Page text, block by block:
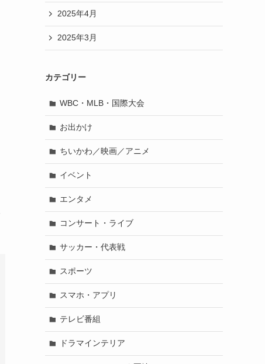
2025年4月
2025年3月
カテゴリー
WBC・MLB・国際大会
お出かけ
ちいかわ／映画／アニメ
イベント
エンタメ
コンサート・ライブ
サッカー・代表戦
スポーツ
スマホ・アプリ
テレビ番組
ドラマインテリア